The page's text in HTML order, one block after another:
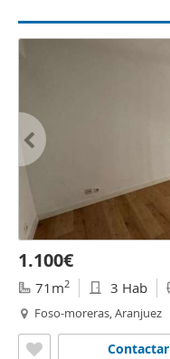
1.100€
71m2 3 Hab
Foso-moreras, Aranjuez
Contactar